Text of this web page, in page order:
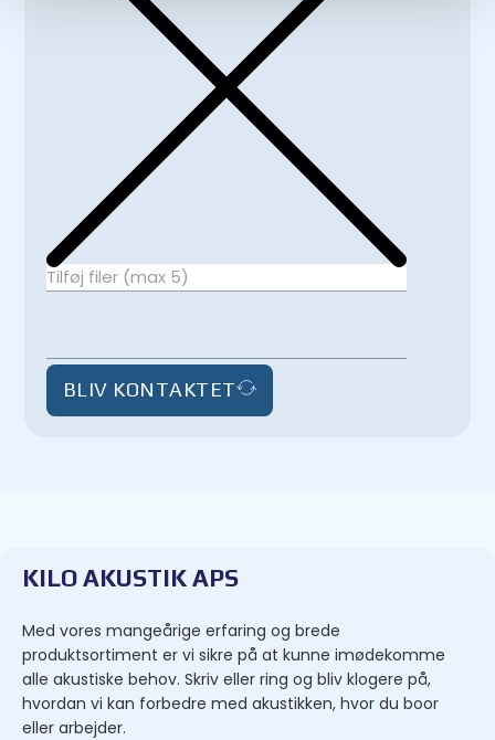
Tilføj filer (max 5)
BLIV KONTAKTET
KILO AKUSTIK APS
Med vores mangeårige erfaring og brede
produktsortiment er vi sikre på at kunne imødekomme
alle akustiske behov. Skriv eller ring og bliv klogere på,
hvordan vi kan forbedre med akustikken, hvor du boor
eller arbejder.